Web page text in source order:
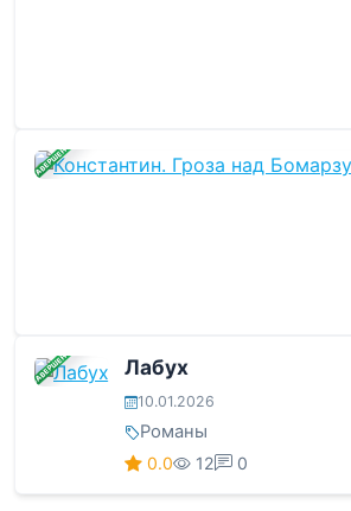
ЗАВЕРШЕНА
ЗАВЕРШЕНА Лабух
10.01.2026
Романы
0.0 12 0